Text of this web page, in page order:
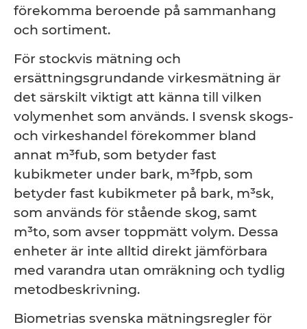
förekomma beroende på sammanhang
och sortiment.
För stockvis mätning och
ersättningsgrundande virkesmätning är
det särskilt viktigt att känna till vilken
volymenhet som används. I svensk skogs-
och virkeshandel förekommer bland
annat m³fub, som betyder fast
kubikmeter under bark, m³fpb, som
betyder fast kubikmeter på bark, m³sk,
som används för stående skog, samt
m³to, som avser toppmätt volym. Dessa
enheter är inte alltid direkt jämförbara
med varandra utan omräkning och tydlig
metodbeskrivning.
Biometrias svenska mätningsregler för